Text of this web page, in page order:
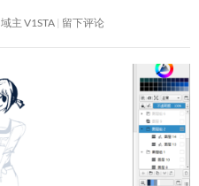
域主 V1STA 留下评论